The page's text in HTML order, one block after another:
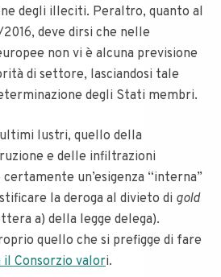
degli illeciti. Peraltro, quanto al
deve dirsi che nelle
non vi è alcuna previsione
di settore, lasciandosi tale
degli Stati membri.
lustri, quello della
e delle infiltrazioni
un’esigenza “interna”
la deroga al divieto di gold
a) della legge delega).
quello che si prefigge di fare
Consorzio valori.